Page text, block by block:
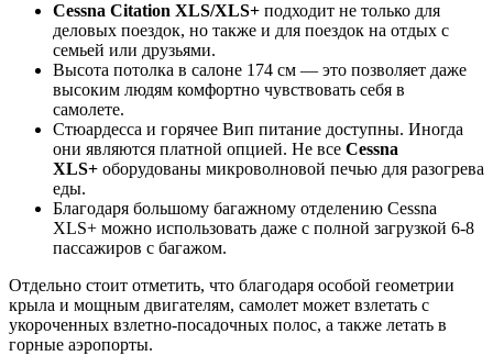
Cessna Citation XLS/XLS+ подходит не только для
деловых поездок, но также и для поездок на отдых с
семьей или друзьями.
Высота потолка в салоне 174 см — это позволяет даже
высоким людям комфортно чувствовать себя в
самолете.
Стюардесса и горячее Вип питание доступны. Иногда
они являются платной опцией. Не все Cessna
XLS+ оборудованы микроволновой печью для разогрева
еды.
Благодаря большому багажному отделению Cessna
XLS+ можно использовать даже с полной загрузкой 6-8
пассажиров с багажом.
Отдельно стоит отметить, что благодаря особой геометрии
крыла и мощным двигателям, самолет может взлетать с
укороченных взлетно-посадочных полос, а также летать в
горные аэропорты.